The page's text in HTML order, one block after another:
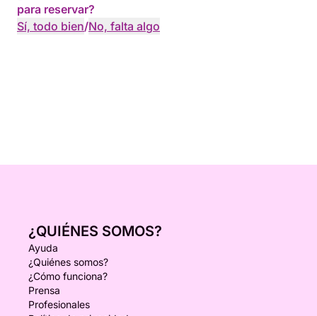
para reservar?
Sí, todo bien/No, falta algo
¿QUIÉNES SOMOS?
Ayuda
¿Quiénes somos?
¿Cómo funciona?
Prensa
Profesionales